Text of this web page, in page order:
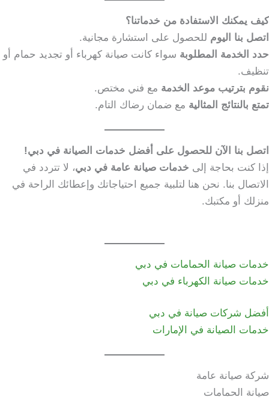
كيف يمكنك الاستفادة من خدماتنا؟
اتصل بنا اليوم للحصول على استشارة مجانية.
حدد الخدمة المطلوبة سواء كانت صيانة كهرباء أو تجديد حمام أو
تنظيف.
نقوم بترتيب موعد الخدمة مع فني مختص.
تمتع بالنتائج المثالية مع ضمان رضاك التام.
اتصل بنا الآن للحصول على أفضل خدمات الصيانة في دبي!
إذا كنت بحاجة إلى خدمات صيانة عامة في دبي، لا تتردد في
الاتصال بنا. نحن هنا لتلبية جميع احتياجاتك وإعطائك الراحة في
منزلك أو مكتبك.
خدمات صيانة الحمامات في دبي
خدمات صيانة الكهرباء في دبي
أفضل شركات صيانة في دبي
خدمات الصيانة في الإمارات
شركة صيانة عامة
صيانة الحمامات